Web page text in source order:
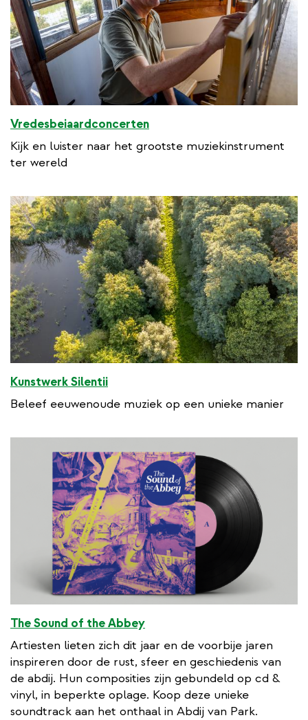
Vredesbeiaardconcerten
Kijk en luister naar het grootste muziekinstrument
ter wereld
Kunstwerk Silentii
Beleef eeuwenoude muziek op een unieke manier
The Sound of the Abbey
Artiesten lieten zich dit jaar en de voorbije jaren
inspireren door de rust, sfeer en geschiedenis van
de abdij. Hun composities zijn gebundeld op cd &
vinyl, in beperkte oplage. Koop deze unieke
soundtrack aan het onthaal in Abdij van Park.